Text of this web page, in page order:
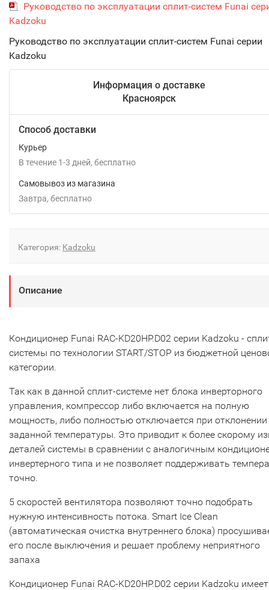
Руководство по эксплуатации сплит-систем Funai
Kadzoku
Руководство по эксплуатации сплит-систем Funai серии
Kadzoku
Информация о доставке
Красноярск
Способ доставки
Курьер
В течение 1-3 дней Бесплатно
Самовывоз из магазина
Завтра
Бесплатно
Категория: Kadzoku
Описание
Кондиционер Funai RAC-KD20HP.D02 серии Kadzoku -
системы по технологии START/STOP из бюджетной
категории.
Так как в данной сплит-системе нет блока инверторного
управления, компрессор либо включается на полную
мощность, либо полностью отключается при отклонении
заданной температуры. Это приводит к более скорому
деталей системы в сравнении с аналогичным
инвертерного типа и не позволяет поддерживать
точно.
5 скоростей вентилятора позволяют точно подобрать
нужную интенсивность потока. Smart Ice Clean
(автоматическая очистка внутреннего блока)
его после выключения и решает проблему неприятного
запаха
Кондиционер Funai RAC-KD20HP.D02 серии Kadzoku имеет